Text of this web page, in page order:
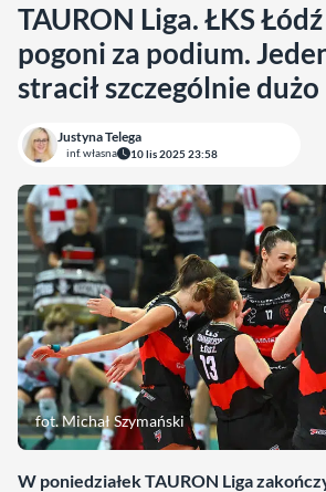
TAURON Liga. ŁKS
pogoni za podium.
stracił szczególnie dużo
Justyna Telega
inf. własna 10 lis 2025 23:58
fot. Michał Szymański
W poniedziałek TAURON Liga